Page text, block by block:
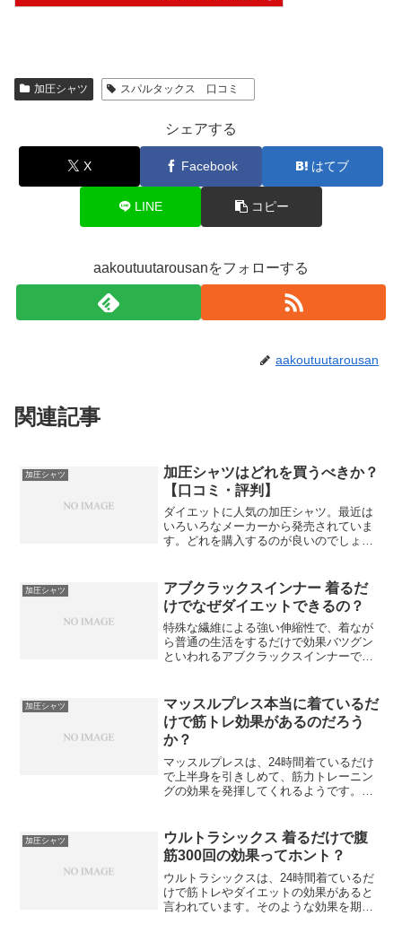
加圧シャツ スパルタックス 口コミ
シェアする
X Facebook はてブ
LINE コピー
aakoutuutarousanをフォローする
aakoutuutarousan
関連記事
加圧シャツ
加圧シャツはどれを買うべきか？
【口コミ・評判】
ダイエットに人気の加圧シャツ。最近は
いろいろなメーカーから発売されていま
す。どれを購入するのが良いのでしょう
します。
加圧シャツ
アブクラックスインナー 着るだ
けでなぜダイエットできるの？
特殊な繊維による強い伸縮性で、着なが
ら普通の生活をするだけで効果バツグン
といわれるアブクラックスインナーです
加圧シャツ
マッスルプレス本当に着ているだ
けで筋トレ効果があるのだろう
か？
マッスルプレスは、24時間着ているだけ
で上半身を引きしめて、筋力トレーニン
グの効果を発揮してくれるようです。そ
加圧シャツ
ウルトラシックス 着るだけで腹
筋300回の効果ってホント？
ウルトラシックスは、24時間着ているだ
けで筋トレやダイエットの効果があると
言われています。そのような効果を期待